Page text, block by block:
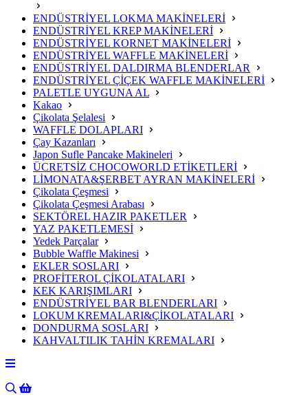
ENDÜSTRİYEL LOKMA MAKİNELERİ
ENDÜSTRİYEL KREP MAKİNELERİ
ENDÜSTRİYEL KORNET MAKİNELERİ
ENDÜSTRİYEL WAFFLE MAKİNELERİ
ENDÜSTRİYEL DALDIRMA BLENDERLAR
ENDÜSTRİYEL ÇİÇEK WAFFLE MAKİNELERİ
PALETLE UYGUNA AL
Kakao
Çikolata Şelalesi
WAFFLE DOLAPLARI
Çay Kazanları
Japon Sufle Pancake Makineleri
ÜCRETSİZ CHOCOWORLD ETİKETLERİ
LİMONATA&ŞERBET AYRAN MAKİNELERİ
Çikolata Çeşmesi
Çikolata Çeşmesi Arabası
SEKTÖREL HAZIR PAKETLER
YAZ PAKETLEMESİ
Yedek Parçalar
Bubble Waffle Makinesi
EKLER SOSLARI
PROFİTEROL ÇİKOLATALARI
KEK KARIŞIMLARI
ENDÜSTRİYEL BAR BLENDERLARI
LOKUM KREMALARI&ÇİKOLATALARI
DONDURMA SOSLARI
KAHVALTILIK TAHİN KREMALARI